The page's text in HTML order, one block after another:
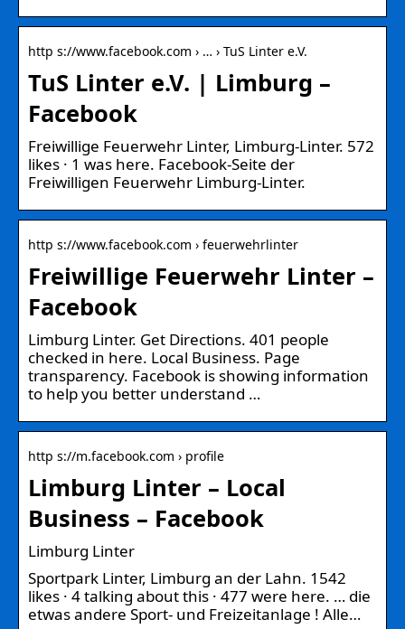
http s://www.facebook.com › … › TuS Linter e.V.
TuS Linter e.V. | Limburg –
Facebook
Freiwillige Feuerwehr Linter, Limburg-Linter. 572
likes · 1 was here. Facebook-Seite der
Freiwilligen Feuerwehr Limburg-Linter.
http s://www.facebook.com › feuerwehrlinter
Freiwillige Feuerwehr Linter –
Facebook
Limburg Linter. Get Directions. 401 people
checked in here. Local Business. Page
transparency. Facebook is showing information
to help you better understand …
http s://m.facebook.com › profile
Limburg Linter – Local
Business – Facebook
Limburg Linter
Sportpark Linter, Limburg an der Lahn. 1542
likes · 4 talking about this · 477 were here. … die
etwas andere Sport- und Freizeitanlage ! Alle…